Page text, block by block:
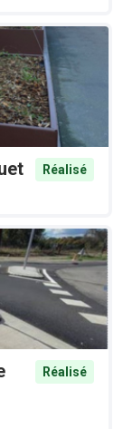
Réalisé
Réalisé